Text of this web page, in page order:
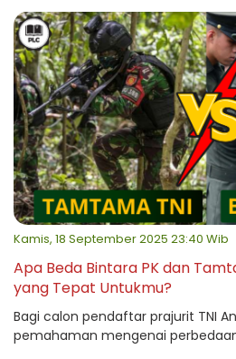
Kamis, 18 September 2025 23:40 Wib
Apa Beda Bintara PK dan
yang Tepat Untukmu?
Bagi calon pendaftar prajurit TNI
pemahaman mengenai